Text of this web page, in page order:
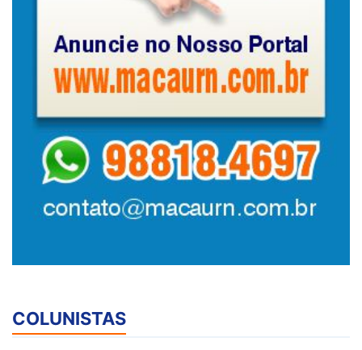
COLUNISTAS